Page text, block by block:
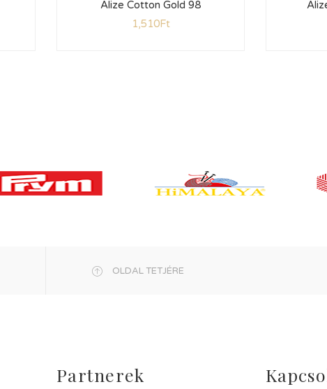
Alize Cotton Gold 98
1,510Ft
OLDAL TETJÉRE
Partnerek